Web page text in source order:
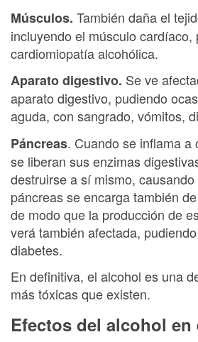
Músculos. También daña el
incluyendo el músculo
cardiomiopatía alcohólica.
Aparato digestivo. Se ve
aparato digestivo, pudiendo
aguda, con sangrado, vómitos,
Páncreas. Cuando se inflama a
se liberan sus enzimas
destruirse a sí mismo,
páncreas se encarga también
de modo que la producción de
verá también afectada,
diabetes.
En definitiva, el alcohol es una
más tóxicas que existen.
Efectos del alcohol en